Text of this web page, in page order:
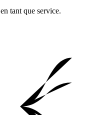
tant que service.